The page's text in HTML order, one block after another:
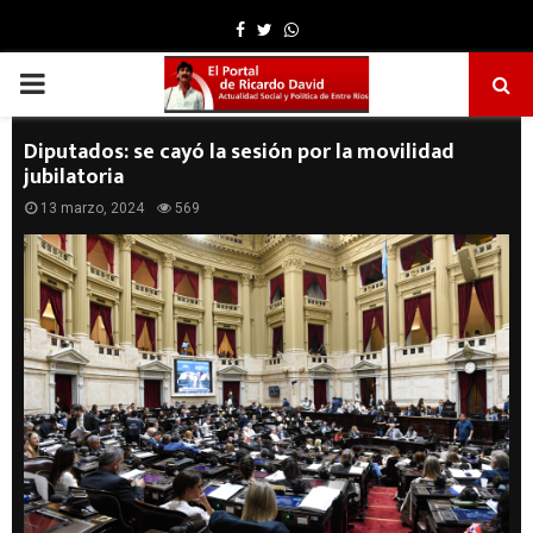
Facebook
TwitterWhatsapp
PRIMARY
MENU
Diputados: se cayó la sesión por la movilidad
jubilatoria
13 marzo, 2024 569